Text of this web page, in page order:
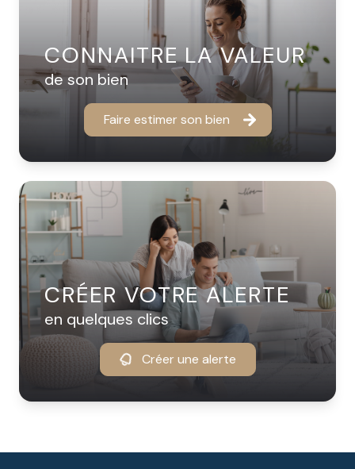
CONNAITRE LA VALEUR
de son bien
Faire estimer son bien
CRÉER VOTRE ALERTE
en quelques clics
Créer une alerte